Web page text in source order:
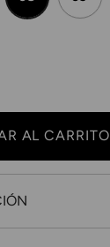
AL CARRITO